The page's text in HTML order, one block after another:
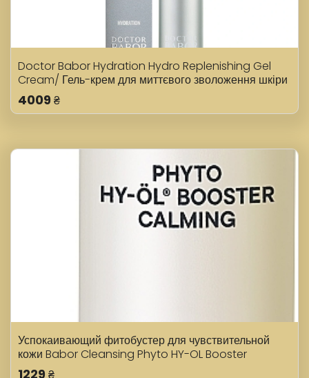
Doctor Babor Hydration Hydro Replenishing Gel
Cream/ Гель-крем для миттєвого зволоження шкіри
50 мл
4009 ₴
Успокаивающий фитобустер для чувствительной
кожи Babor Cleansing Phyto HY-OL Booster
Calming 100 мл
1229 ₴